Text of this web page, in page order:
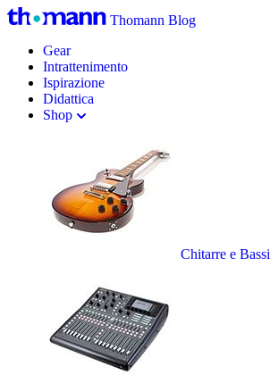
Thomann Blog
Gear
Intrattenimento
Ispirazione
Didattica
Shop
Chitarre e Bassi